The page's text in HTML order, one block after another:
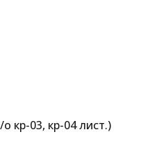
кр-03, кр-04 лист.)